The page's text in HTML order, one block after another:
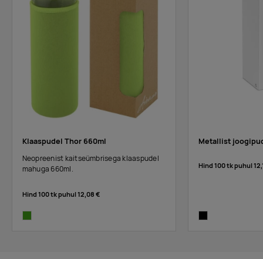
Klaaspudel Thor 660ml
Neopreenist kaitseümbrisega klaaspudel
mahuga 660ml.
Hind 100 tk puhul12,08 €
Metallist
Hind 100 tk puhul